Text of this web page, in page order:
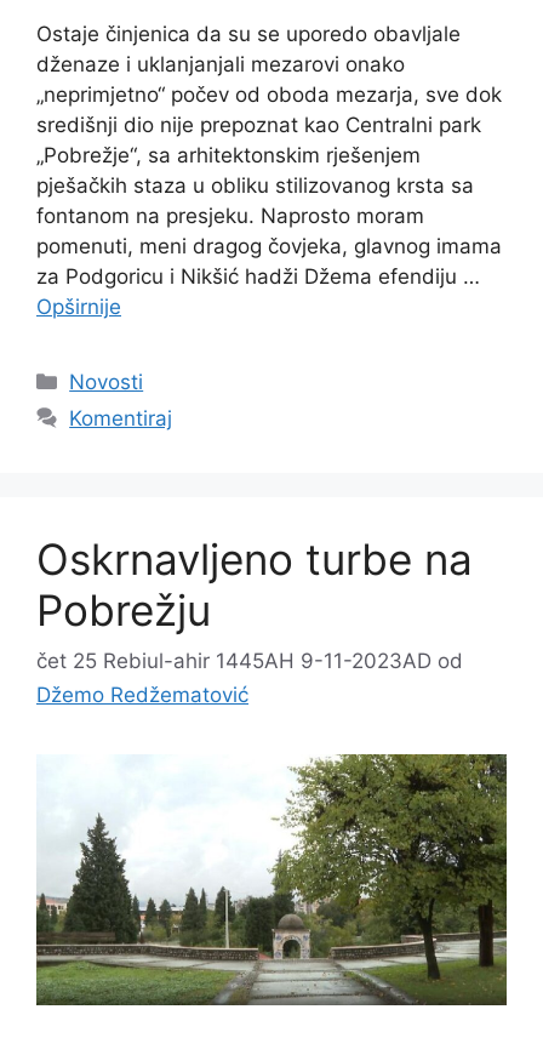
Ostaje činjenica da su se uporedo obavljale
dženaze i uklanjanjali mezarovi onako
„neprimjetno“ počev od oboda mezarja, sve dok
središnji dio nije prepoznat kao Centralni park
„Pobrežje“, sa arhitektonskim rješenjem
pješačkih staza u obliku stilizovanog krsta sa
fontanom na presjeku. Naprosto moram
pomenuti, meni dragog čovjeka, glavnog imama
za Podgoricu i Nikšić hadži Džema efendiju …
Opširnije
Kategorije
Novosti
Komentiraj
Oskrnavljeno turbe na
Pobrežju
čet 25 Rebiul-ahir 1445AH 9-11-2023AD od
Džemo Redžematović